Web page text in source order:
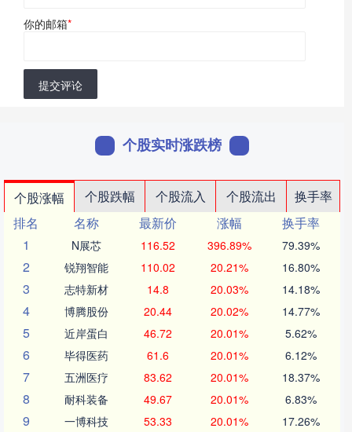
你的邮箱*
提交评论
个股实时涨跌榜
个股涨幅 个股跌幅 个股流入 个股流出
换手率
排名
名称 最新价 涨幅
换手率
1
N展芯 116.52 396.89% 79.39%
2 锐翔智能 110.02 20.21% 16.80%
3 志特新材 14.8 20.03% 14.18%
4 博腾股份 20.44 20.02% 14.77%
5 近岸蛋白 46.72 20.01% 5.62%
6 毕得医药 61.6 20.01% 6.12%
7 五洲医疗 83.62 20.01% 18.37%
8 耐科装备 49.67 20.01% 6.83%
9 一博科技 53.33 20.01% 17.26%